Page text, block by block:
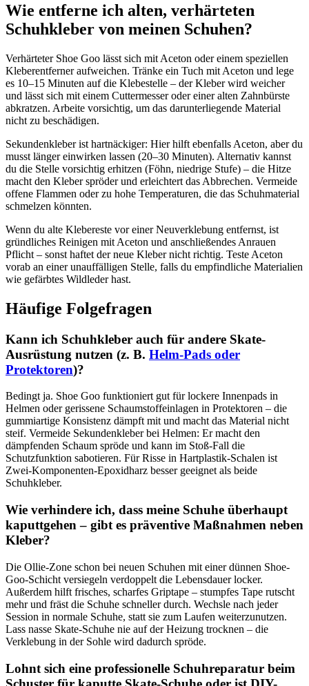
Wie entferne ich alten, verhärteten
Schuhkleber von meinen Schuhen?
Verhärteter Shoe Goo lässt sich mit Aceton oder einem speziellen
Kleberentferner aufweichen. Tränke ein Tuch mit Aceton und lege
es 10–15 Minuten auf die Klebestelle – der Kleber wird weicher
und lässt sich mit einem Cuttermesser oder einer alten Zahnbürste
abkratzen. Arbeite vorsichtig, um das darunterliegende Material
nicht zu beschädigen.
Sekundenkleber ist hartnäckiger: Hier hilft ebenfalls Aceton, aber du
musst länger einwirken lassen (20–30 Minuten). Alternativ kannst
du die Stelle vorsichtig erhitzen (Föhn, niedrige Stufe) – die Hitze
macht den Kleber spröder und erleichtert das Abbrechen. Vermeide
offene Flammen oder zu hohe Temperaturen, die das Schuhmaterial
schmelzen könnten.
Wenn du alte Klebereste vor einer Neuverklebung entfernst, ist
gründliches Reinigen mit Aceton und anschließendes Anrauen
Pflicht – sonst haftet der neue Kleber nicht richtig. Teste Aceton
vorab an einer unauffälligen Stelle, falls du empfindliche Materialien
wie gefärbtes Wildleder hast.
Häufige Folgefragen
Kann ich Schuhkleber auch für andere Skate-
Ausrüstung nutzen (z. B. Helm-Pads oder
Protektoren)?
Bedingt ja. Shoe Goo funktioniert gut für lockere Innenpads in
Helmen oder gerissene Schaumstoffeinlagen in Protektoren – die
gummiartige Konsistenz dämpft mit und macht das Material nicht
steif. Vermeide Sekundenkleber bei Helmen: Er macht den
dämpfenden Schaum spröde und kann im Stoß-Fall die
Schutzfunktion sabotieren. Für Risse in Hartplastik-Schalen ist
Zwei-Komponenten-Epoxidharz besser geeignet als beide
Schuhkleber.
Wie verhindere ich, dass meine Schuhe überhaupt
kaputtgehen – gibt es präventive Maßnahmen neben
Kleber?
Die Ollie-Zone schon bei neuen Schuhen mit einer dünnen Shoe-
Goo-Schicht versiegeln verdoppelt die Lebensdauer locker.
Außerdem hilft frisches, scharfes Griptape – stumpfes Tape rutscht
mehr und fräst die Schuhe schneller durch. Wechsle nach jeder
Session in normale Schuhe, statt sie zum Laufen weiterzunutzen.
Lass nasse Skate-Schuhe nie auf der Heizung trocknen – die
Verklebung in der Sohle wird dadurch spröde.
Lohnt sich eine professionelle Schuhreparatur beim